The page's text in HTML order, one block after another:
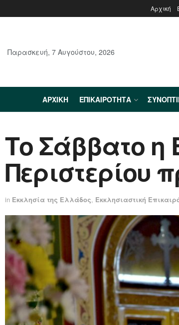
Αρχική
Παρασκευή, 7 Αυγούστου, 2026
ΑΡΧΙΚΉ ΕΠΙΚΑΙΡΌΤΗΤΑ
Το Σάββατο η
Περιστερίου
in Εκκλησία της Ελλάδος, Εκκλησιαστική